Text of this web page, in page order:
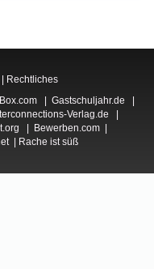
| Rechtliches
Gastschuljahr.de
Verlag.de
Bewerben.com
| Rache ist süß